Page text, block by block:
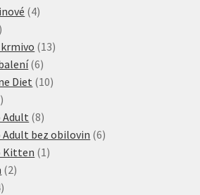
44
1313
66
produktů
Diet 1010
15
produktů
Adult 88
produktů
Adult bez obilovin 66
Kitten 1 1
22
34